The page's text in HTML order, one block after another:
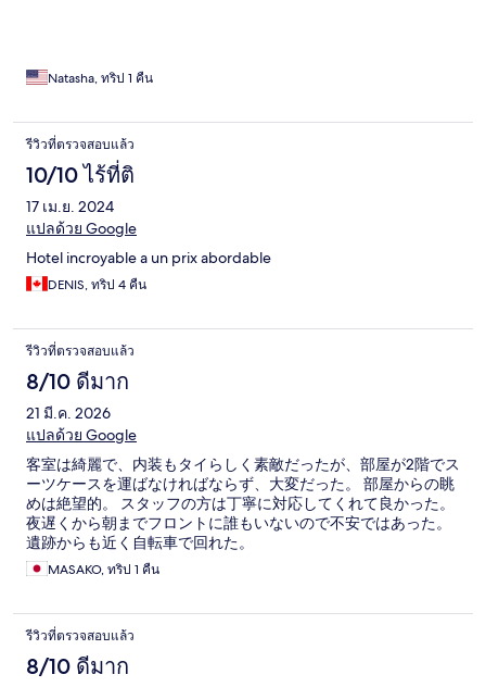
Natasha, ทริป 1 คืน
รีวิวที่ตรวจสอบแล้ว
10/10 ไร้ที่ติ
17 เม.ย. 2024
แปลด้วย Google
Hotel incroyable a un prix abordable
DENIS, ทริป 4 คืน
รีวิวที่ตรวจสอบแล้ว
8/10 ดีมาก
21 มี.ค. 2026
แปลด้วย Google
客室は綺麗で、内装もタイらしく素敵だったが、部屋が2階でス
ーツケースを運ばなければならず、大変だった。 部屋からの眺
めは絶望的。 スタッフの方は丁寧に対応してくれて良かった。
夜遅くから朝までフロントに誰もいないので不安ではあった。
遺跡からも近く自転車で回れた。
MASAKO, ทริป 1 คืน
รีวิวที่ตรวจสอบแล้ว
8/10 ดีมาก